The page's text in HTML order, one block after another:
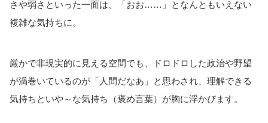
さや弱さといった一面は、「おお……」となんともいえない
複雑な気持ちに。
厳かで非現実的に見える空間でも、ドロドロした政治や野望
が渦巻いているのが「人間だなあ」と思わされ、理解できる
気持ちといや～な気持ち（褒め言葉）が胸に浮かびます。